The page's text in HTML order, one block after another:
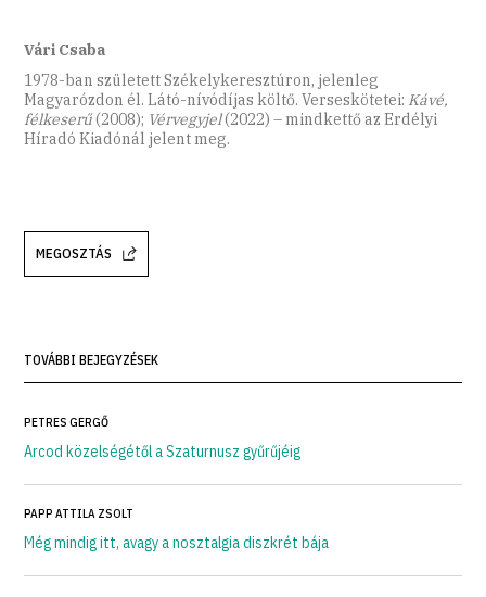
Vári Csaba
1978-ban született Székelykeresztúron, jelenleg
Magyarózdon él. Látó-nívódíjas költő. Verseskötetei: Kávé,
félkeserű(2008); Vérvegyjel(2022) – mindkettő az Erdélyi
Híradó Kiadónál jelent meg.
MEGOSZTÁS
TOVÁBBI BEJEGYZÉSEK
PETRES GERGŐ
Arcod közelségétől a Szaturnusz gyűrűjéig
PAPP ATTILA ZSOLT
Még mindig itt, avagy a nosztalgia diszkrét bája